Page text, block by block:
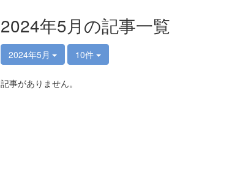
2024年5月の記事一覧
2024年5月 10件
記事がありません。